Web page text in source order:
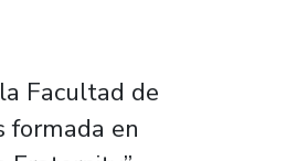
Facultad de
formada en